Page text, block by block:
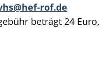
rof.de
beträgt 24 Euro,